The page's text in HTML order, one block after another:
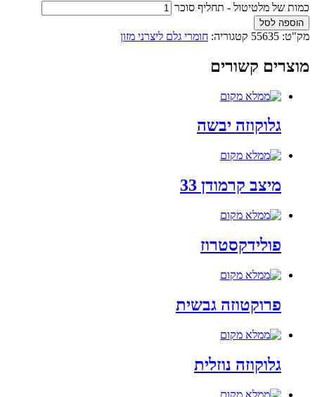
כמות של מלטיטול - תחליף סוכר
הוספה לסל
מק"ט: 55635 קטגוריה: חומרי גלם ליצרני מזון
מוצרים קשורים
גלוקוזה יבשה
מיצב קרמודן 33
פולידקסטרוז
פרוקטוזה גבשית
גלוקוזה נוזלית